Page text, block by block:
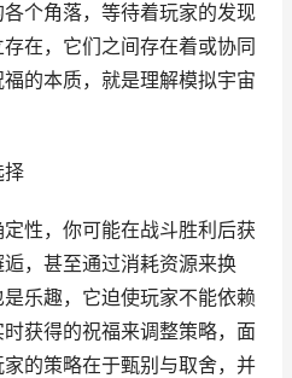
个角落，等待着玩家的发现
在，它们之间存在着或协同
的本质，就是理解模拟宇宙
择
性，你可能在战斗胜利后获
，甚至通过消耗资源来换
乐趣，它迫使玩家不能依赖
获得的祝福来调整策略，面
的策略在于甄别与取舍，并